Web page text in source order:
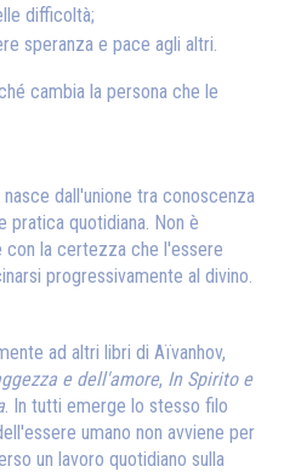
difficoltà;
speranza e pace agli altri.
cambia la persona che le
dall'unione tra conoscenza
pratica quotidiana. Non è
la certezza che l'essere
progressivamente al divino.
ad altri libri di Aïvanhov,
e dell'amore, In Spirito e
. In tutti emerge lo stesso filo
umano non avviene per
un lavoro quotidiano sulla